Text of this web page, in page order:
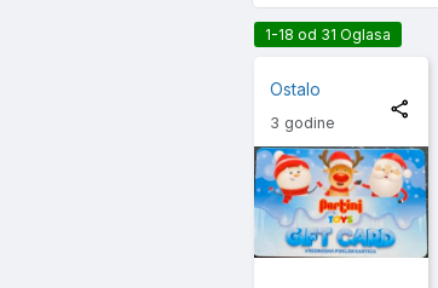
1-18 od 31 Oglasa
Ostalo
3 godine